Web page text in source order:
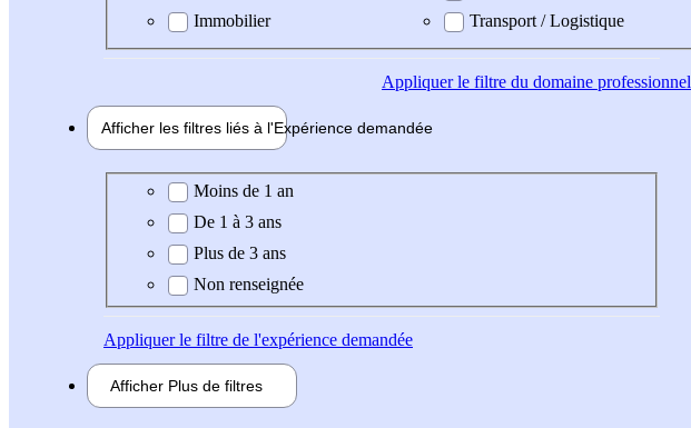
Immobilier
Transport / Logistique
Appliquerle filtre du domaine professionnel
Afficher les filtres liés à l'Expérience demandée
Expérience demandée
Moins de 1 an
De 1 à 3 ans
Plus de 3 ans
Non renseignée
Appliquerle filtre de l'expérience demandée
Afficher Plus de filtres